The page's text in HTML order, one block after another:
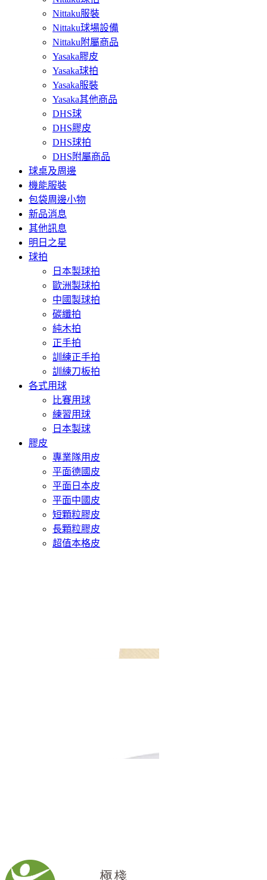
Nittaku服裝
Nittaku球場設備
Nittaku附屬商品
Yasaka膠皮
Yasaka球拍
Yasaka服裝
Yasaka其他商品
DHS球
DHS膠皮
DHS球拍
DHS附屬商品
球桌及周邊
機能服裝
包袋周邊小物
新品消息
其他訊息
明日之星
球拍
日本製球拍
歐洲製球拍
中國製球拍
碳纖拍
純木拍
正手拍
訓練正手拍
訓練刀板拍
各式用球
比賽用球
練習用球
日本製球
膠皮
專業隊用皮
平面德國皮
平面日本皮
平面中國皮
短顆粒膠皮
長顆粒膠皮
超值本格皮